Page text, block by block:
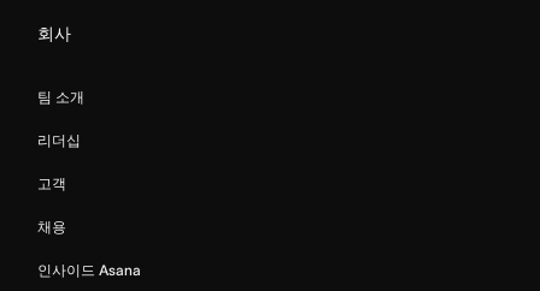
회사
팀 소개
리더십
고객
채용
인사이드 Asana